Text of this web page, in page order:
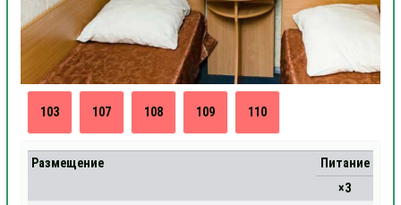
103 107 108 109 110
Размещение
Питание
×3